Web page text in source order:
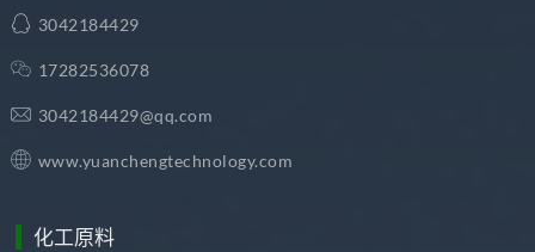
3042184429
17282536078
3042184429@qq.com
www.yuanchengtechnology.com
化工原料